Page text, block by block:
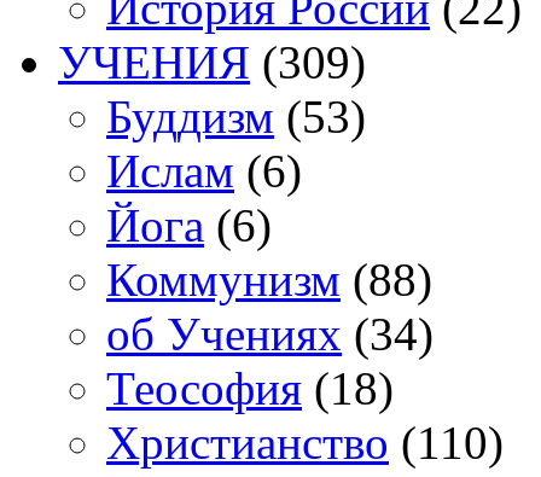
УЧЕНИЯ (309)
Буддизм (53)
Ислам (6)
Йога (6)
Коммунизм (88)
об Учениях (34)
Теософия (18)
Христианство (110)